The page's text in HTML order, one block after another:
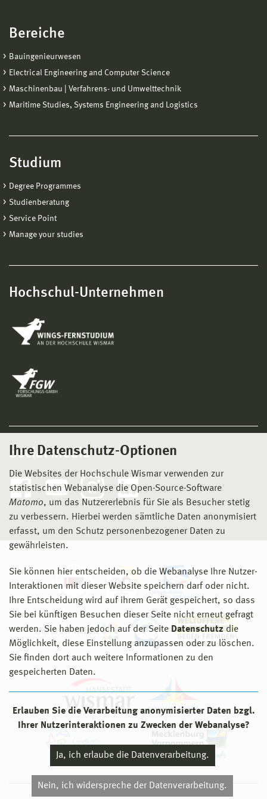
Ihre Datenschutz-Optionen
Die Websites der Hochschule Wismar verwenden zur
statistischen Webanalyse die Open-Source-Software
Matomo, um das Nutzererlebnis für Sie als Besucher stetig
zu verbessern. Hierbei werden sämtliche Daten anonymisiert
erfasst, um den Schutz personenbezogener Daten zu
gewährleisten.
Sie können hier entscheiden, ob die Webanalyse Ihre Nutzer-
Interaktionen mit dieser Website speichern darf oder nicht.
Ihre Entscheidung wird auf ihrem Gerät gespeichert, so dass
Sie bei künftigen Besuchen dieser Seite nicht erneut gefragt
werden. Sie haben jedoch auf der Seite Datenschutz die
Möglichkeit, diese Einstellung anzupassen oder zu löschen.
Sie finden dort auch weitere Informationen zu den
gespeicherten Daten.
Erlauben Sie die Verarbeitung anonymisierter Daten bzgl.
Ihrer Nutzerinteraktionen zu Zwecken der Webanalyse?
Ja, ich erlaube die Datenverarbeitung.
Nein, ich widerspreche der Datenverarbeitung.
Bereiche
Bauingenieurwesen
Electrical Engineering and Computer Science
Maschinenbau | Verfahrens- und Umwelttechnik
Maritime Studies, Systems Engineering and Logistics
Studium
Degree Programmes
Studienberatung
Service Point
Manage your studies
Hochschul-Unternehmen
Social Media